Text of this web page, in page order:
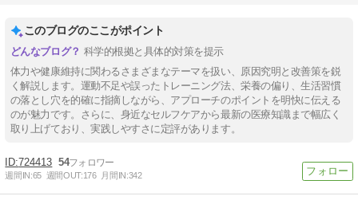
このブログのここがポイント
科学的根拠と具体的対策を提示
体力や健康維持に関わるさまざまなテーマを扱い、原因究明と改善策を鋭
く解説します。運動不足や誤ったトレーニング法、栄養の偏り、生活習慣
の落とし穴を的確に指摘しながら、アプローチのポイントを明快に伝える
のが魅力です。さらに、身近なセルフケアから最新の医療知識まで幅広く
取り上げており、実践しやすさに定評があります。
724413 54
週間IN:65 週間OUT:176 月間IN:342